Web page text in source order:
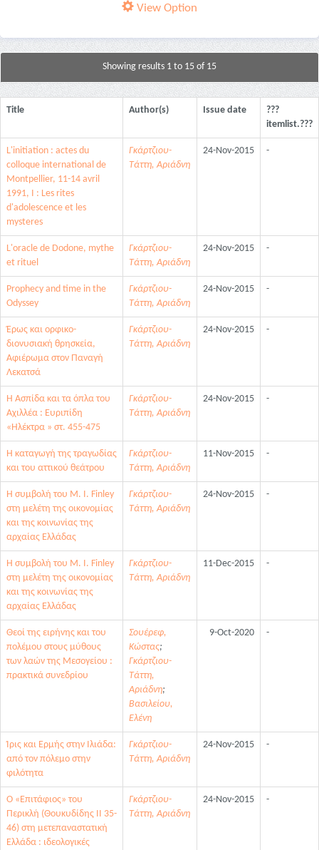
View Option
Showing results 1 to 15 of 15
Title Author(s) Issue date
???
itemlist.???
L'initiation : actes du
colloque international de
Montpellier, 11-14 avril
1991, I : Les rites
d'adolescence et les
mysteres
Γκάρτζιου-
Τάττη, Αριάδνη
24-Nov-2015 -
L'oracle de Dodone, mythe
et rituel
Γκάρτζιου-
Τάττη, Αριάδνη
24-Nov-2015 -
Prophecy and time in the
Odyssey
Γκάρτζιου-
Τάττη, Αριάδνη
24-Nov-2015 -
Έρως και ορφικο-
διονυσιακή θρησκεία,
Αφιέρωμα στον Παναγή
Λεκατσά
Γκάρτζιου-
Τάττη, Αριάδνη
24-Nov-2015 -
Η Ασπίδα και τα όπλα του
Αχιλλέα : Ευριπίδη
«Ηλέκτρα » στ. 455-475
Γκάρτζιου-
Τάττη, Αριάδνη
24-Nov-2015 -
Η καταγωγή της τραγωδίας
και του αττικού θεάτρου
Γκάρτζιου-
Τάττη, Αριάδνη
11-Nov-2015 -
Η συμβολή του M. I. Finley
στη μελέτη της οικονομίας
και της κοινωνίας της
αρχαίας Ελλάδας
Γκάρτζιου-
Τάττη, Αριάδνη
24-Nov-2015 -
Η συμβολή του Μ. I. Finley
στη μελέτη της οικονομίας
και της κοινωνίας της
αρχαίας Ελλάδας
Γκάρτζιου-
Τάττη, Αριάδνη
11-Dec-2015 -
Θεοί της ειρήνης και του
πολέμου στους μύθους
των λαών της Μεσογείου :
πρακτικά συνεδρίου
Σουέρεφ,
Κώστας;
Γκάρτζιου-
Τάττη,
Αριάδνη;
Βασιλείου,
Ελένη
9-Oct-2020 -
Ίρις και Ερμής στην Ιλιάδα:
από τον πόλεμο στην
φιλότητα
Γκάρτζιου-
Τάττη, Αριάδνη
24-Nov-2015 -
Ο «Επιτάφιος» του
Περικλή (Θουκυδίδης ΙΙ 35-
46) στη μετεπαναστατική
Ελλάδα : ιδεολογικές
Γκάρτζιου-
Τάττη, Αριάδνη
24-Nov-2015 -